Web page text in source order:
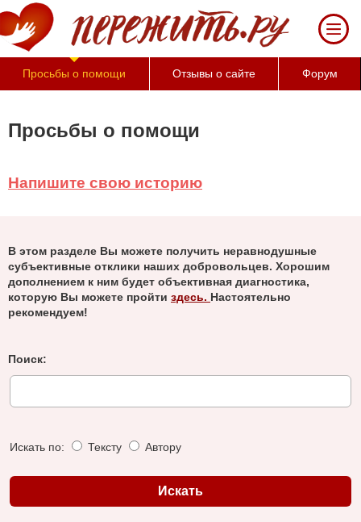
Просьбы о помощи Отзывы о сайте Форум
Просьбы о помощи
Напишите свою историю
В этом разделе Вы можете получить неравнодушные
субъективные отклики наших добровольцев. Хорошим
дополнением к ним будет объективная диагностика,
которую Вы можете пройти здесь. Настоятельно
рекомендуем!
Поиск:
Искать по: Тексту Автору